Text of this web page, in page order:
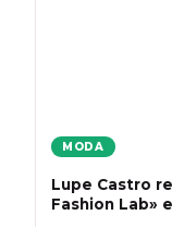
MODA
Lupe Castro
Fashion Lab»